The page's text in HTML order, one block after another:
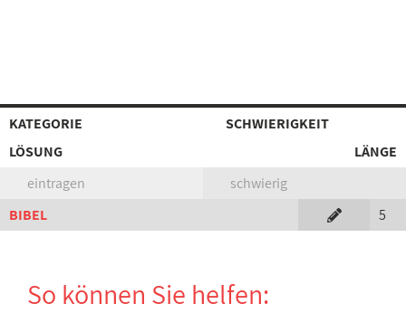
KATEGORIE
SCHWIERIGKEIT
LÖSUNG
LÄNGE
eintragen
schwierig
BIBEL
5
So können Sie helfen: